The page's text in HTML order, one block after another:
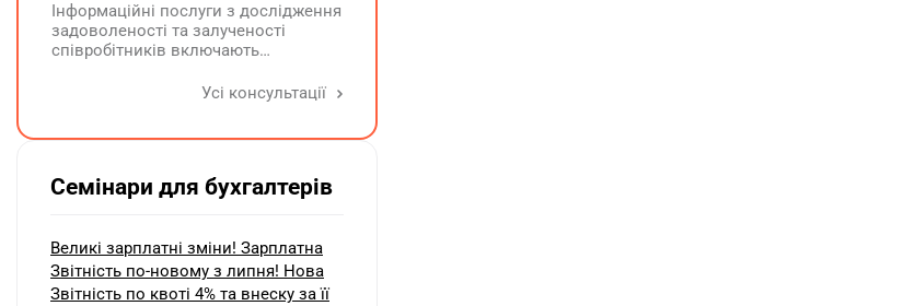
Інформаційні послуги з дослідження
задоволеності та залученості
співробітників включають
повідомлення, проведення
застосовувати — «шт» чи «послуга»?
Усі консультації
Семінари для бухгалтерів
Великі зарплатні зміни! Зарплатна
Звітність по-новому з липня! Нова
Звітність по квоті 4% та внеску за її